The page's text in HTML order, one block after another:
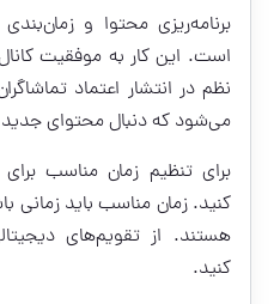
برنامه‌ریزی محتوا و
است. این کار به موفقیت
نظم در انتشار اعتماد
می‌شود که دنبال محتوای جدید
برای تنظیم زمان مناسب
کنید. زمان مناسب باید زمانی
هستند. از تقویم‌های
کنید.